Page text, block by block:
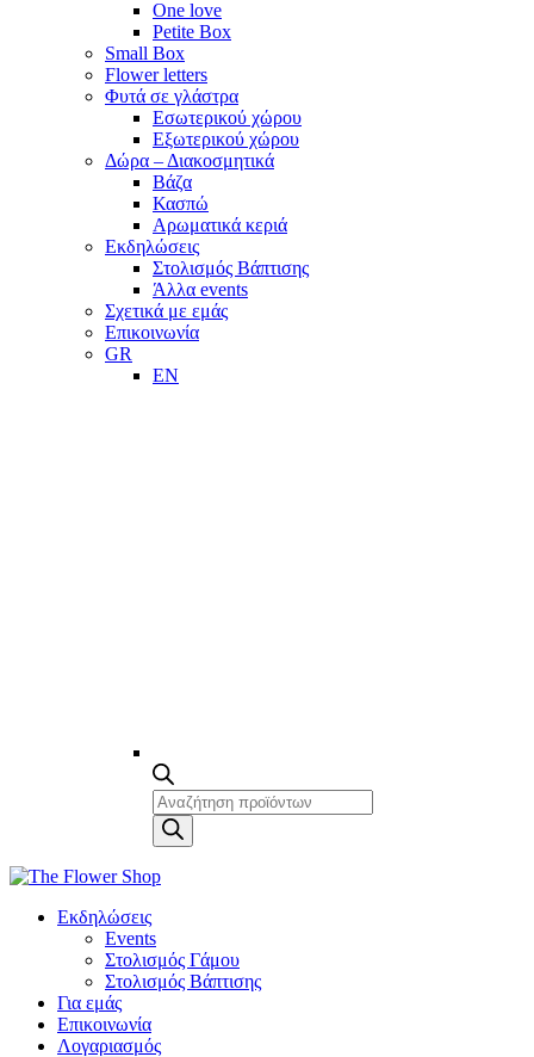
One love
Petite Box
Small Box
Flower letters
Φυτά σε γλάστρα
Εσωτερικού χώρου
Εξωτερικού χώρου
Δώρα – Διακοσμητικά
Βάζα
Κασπώ
Αρωματικά κεριά
Εκδηλώσεις
Στολισμός Βάπτισης
Άλλα events
Σχετικά με εμάς
Επικοινωνία
GR
EN
Products
search
Εκδηλώσεις
Events
Στολισμός Γάμου
Στολισμός Βάπτισης
Για εμάς
Επικοινωνία
Λογαριασμός